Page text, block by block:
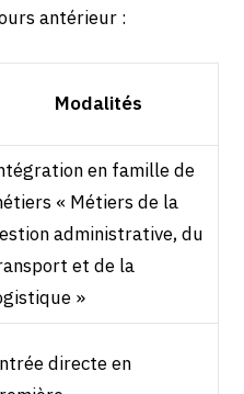
antérieur :
Modalités
en famille de
« Métiers de la
administrative, du
et de la
»
directe en